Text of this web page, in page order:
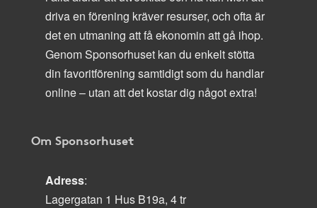
driva en förening kräver resurser, och ofta är
det en utmaning att få ekonomin att gå ihop.
Genom Sponsorhuset kan du enkelt stötta
din favoritförening samtidigt som du handlar
online – utan att det kostar dig något extra!
Om Sponsorhuset
Adress:
Lagergatan 1 Hus B19a, 4 tr